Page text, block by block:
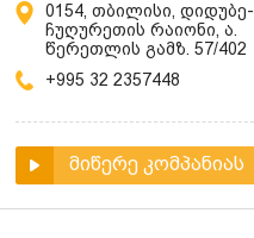
0154, თბილისი, დიდუბე-
ჩუღურეთის რაიონი, ა.
წერეთლის გამზ. 57/402
+995 32 2357448
მიწერე კომპანიას